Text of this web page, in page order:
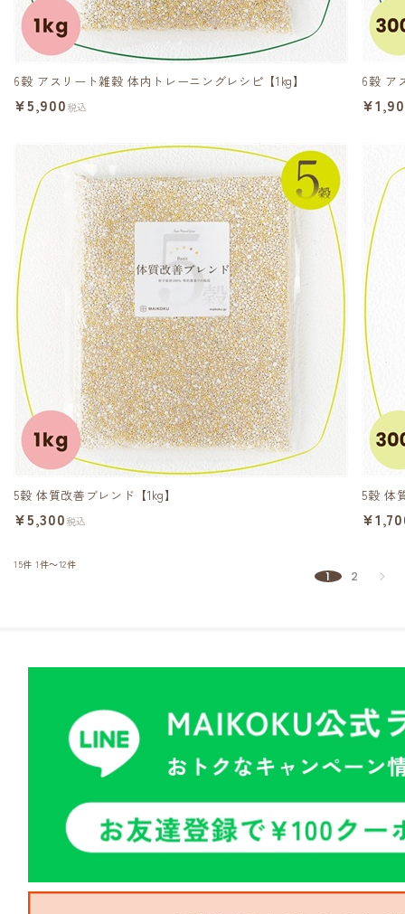
6穀 アスリート雑穀 体内トレーニングレシピ【1kg】
¥5,900税込
6穀 ア
5穀 体質改善ブレンド【1kg】
¥5,300税込
5穀 体
15件 1件～12件
1 2